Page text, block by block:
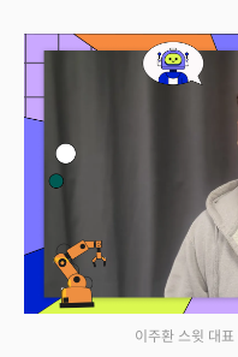
이주환 스윗 대표